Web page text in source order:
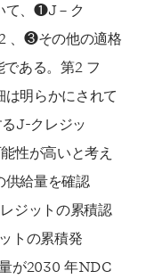
て、❶J－ク
、❸その他の適格
ある。第2 フ
は明らかにされて
J-クレジッ
性が高いと考え
供給量を確認
ジットの累積認
トの累積発
が2030 年NDC